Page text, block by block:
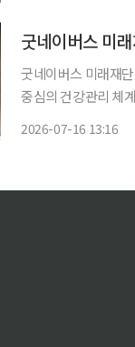
굿네이버스 미
굿네이버스 미래재
중심의 건강관리 체계를 구축한다. 굿네이버스 미래재
2026-07-16 13:16